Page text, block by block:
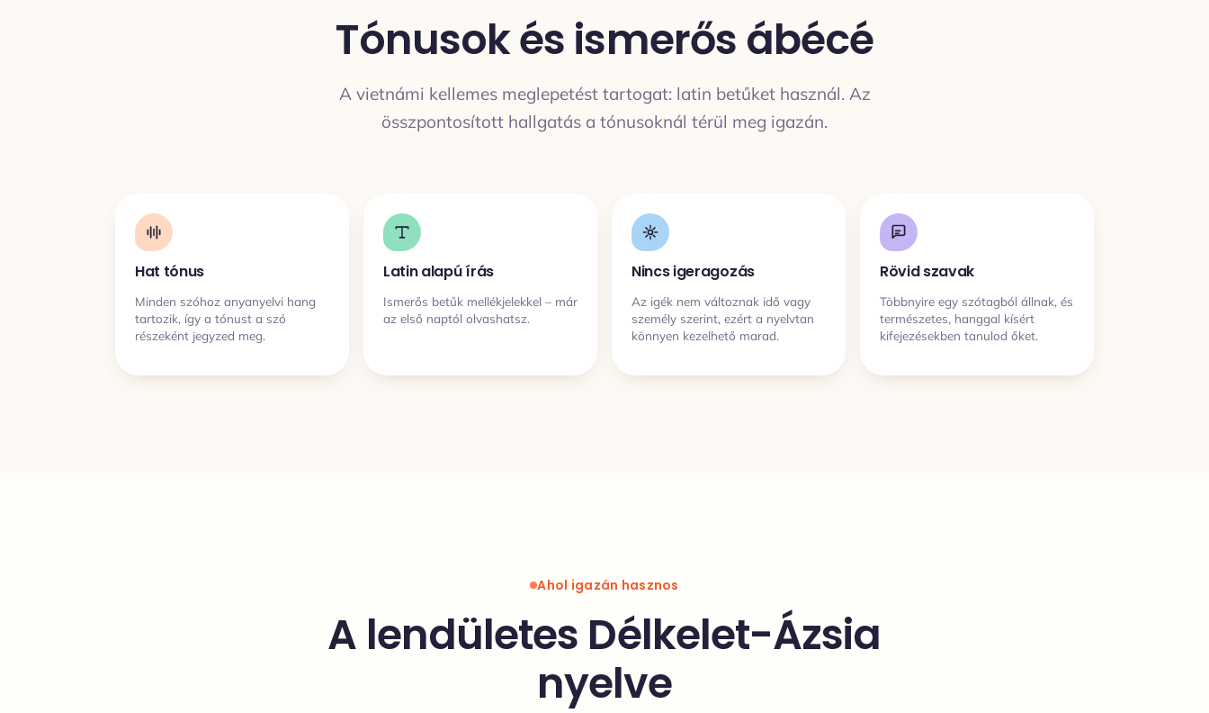
Tónusok és ismerős ábécé
A vietnámi kellemes meglepetést tartogat: latin betűket használ. Az
összpontosított hallgatás a tónusoknál térül meg igazán.
Hat tónus
Minden szóhoz anyanyelvi hang
tartozik, így a tónust a szó
részeként jegyzed meg.
Latin alapú írás
Ismerős betűk mellékjelekkel – már
az első naptól olvashatsz.
Nincs igeragozás
Az igék nem változnak idő vagy
személy szerint, ezért a nyelvtan
könnyen kezelhető marad.
Rövid szavak
Többnyire egy szótagból állnak, és
természetes, hanggal kísért
kifejezésekben tanulod őket.
Ahol igazán hasznos
A lendületes Délkelet-Ázsia
nyelve